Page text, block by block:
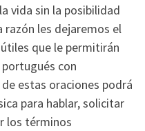
vida sin la posibilidad
razón les dejaremos el
que le permitirán
con
estas oraciones podrá
para hablar, solicitar
los términos